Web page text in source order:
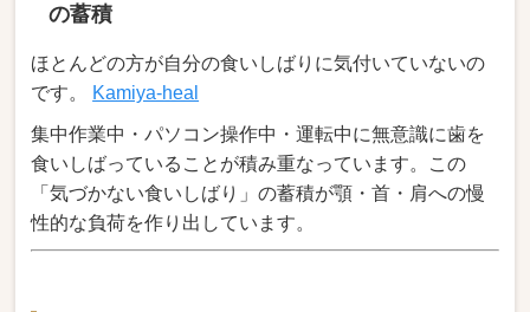
の蓄積
ほとんどの方が自分の食いしばりに気付いていないの
です。
Kamiya-heal
集中作業中・パソコン操作中・運転中に無意識に歯を
食いしばっていることが積み重なっています。この
「気づかない食いしばり」の蓄積が顎・首・肩への慢
性的な負荷を作り出しています。